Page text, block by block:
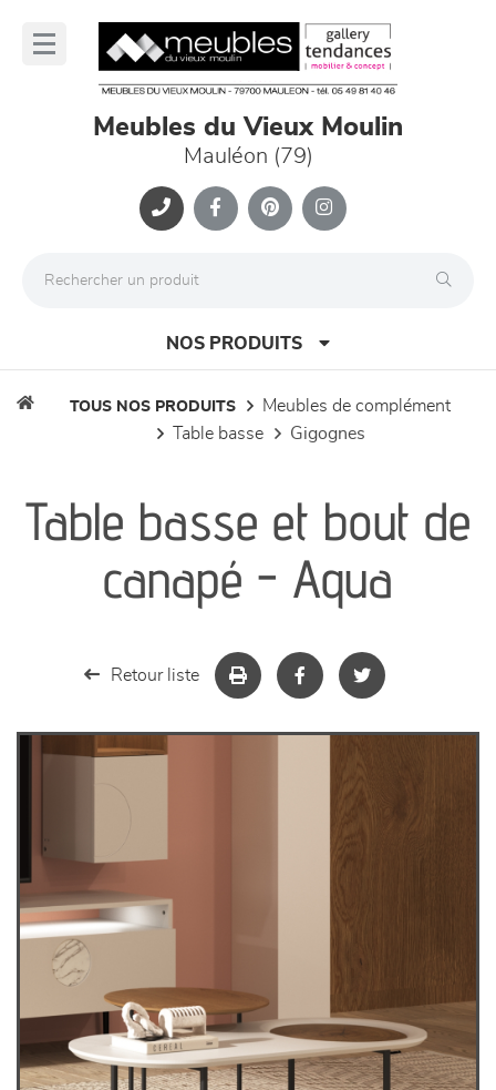
Meubles du Vieux Moulin
Mauléon (79)
NOS PRODUITS
séjours
meubles de complément
TOUS NOS PRODUITS
meubles de complément
table basse
gigognes
Table basse et bout de
canapé - Aqua
Retour liste